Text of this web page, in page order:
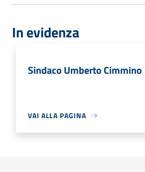
In evidenza
Sindaco Umberto Cimmino
VAI ALLA PAGINA